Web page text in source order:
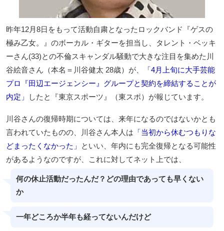
昨年12月8日をもって活動自粛となったロックバンド『ゲスの
極み乙女。』のボーカル・ギターを担当し、タレント・ベッキ
ーさん(33)との不倫スキャンダル騒動で大きな注目を集めた川
谷絵音さん（本名＝川谷健太 28歳）が、
「4月上旬に大手芸能
プロ『田辺エージェンシー』グループと契約を締結することが
内定」
したと『東京スポーツ』（東スポ）が報じています。
川谷さんの復帰時期については、来年になるのではないかとも
言われていたものの、川谷さん本人は 「当初から休むつもりな
どまったくなかった」
といい、年内にも完全復帰となる可能性
があるようなのですが、これに対してネット上では、
何の休止活動だったんだ？どの理由であっても早くない
か
一年どころか半年も経ってないんだけど